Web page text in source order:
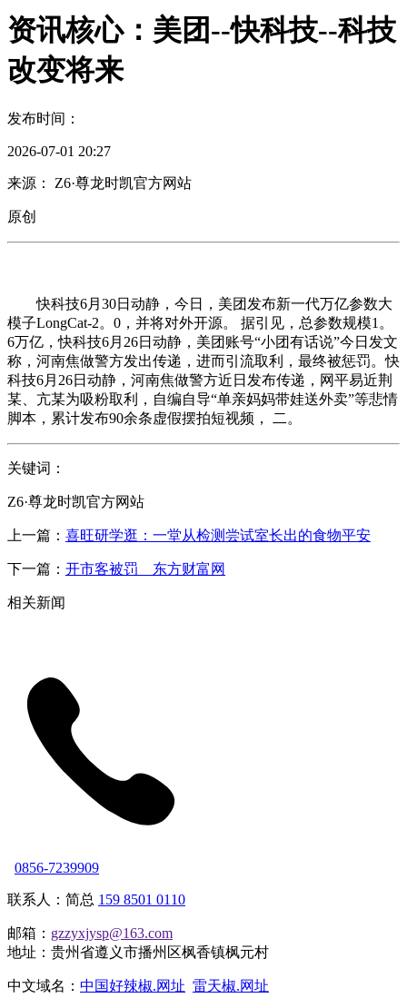
资讯核心：美团--快科技--科技
改变将来
发布时间：
2026-07-01 20:27
来源： Z6·尊龙时凯官方网站
原创
快科技6月30日动静，今日，美团发布新一代万亿参数大
模子LongCat-2。0，并将对外开源。 据引见，总参数规模1。
6万亿，快科技6月26日动静，美团账号“小团有话说”今日发文
称，河南焦做警方发出传递，进而引流取利，最终被惩罚。快
科技6月26日动静，河南焦做警方近日发布传递，网平易近荆
某、亢某为吸粉取利，自编自导“单亲妈妈带娃送外卖”等悲情
脚本，累计发布90余条虚假摆拍短视频， 二。
关键词：
Z6·尊龙时凯官方网站
上一篇： 喜旺研学逛：一堂从检测尝试室长出的食物平安
下一篇： 开市客被罚 _ 东方财富网
相关新闻
0856-7239909
联系人：简总 159 8501 0110
邮箱： gzzyxjysp@163.com
地址：贵州省遵义市播州区枫香镇枫元村
中文域名： 中国好辣椒.网址 雷天椒.网址